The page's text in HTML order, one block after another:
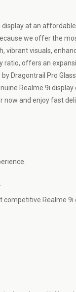
at an
we offer the
vibrant visuals,
ratio, offers an
Dragontrail Pro
Realme 9i display
now and enjoy fast
competitive Realme 9i